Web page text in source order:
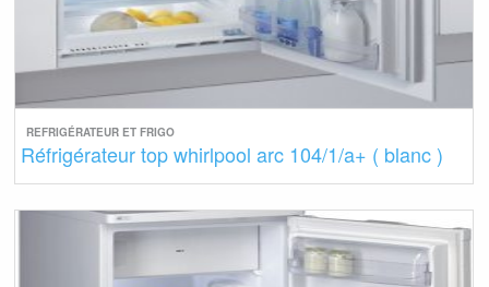
REFRIGÉRATEUR ET FRIGO
Réfrigérateur top whirlpool arc 104/1/a+ ( blanc )